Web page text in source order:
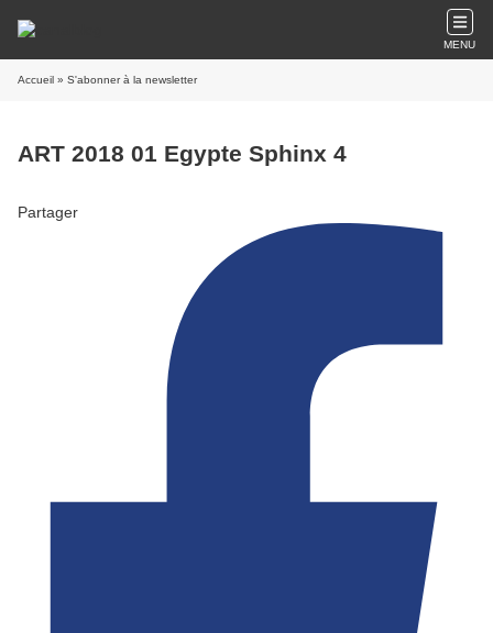
MENU
Accueil » S'abonner à la newsletter
ART 2018 01 Egypte Sphinx 4
Partager